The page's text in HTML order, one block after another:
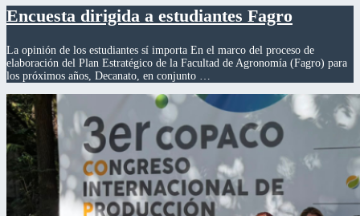
Encuesta dirigida a estudiantes Fagro
La opinión de los estudiantes sí importa En el marco del proceso de
elaboración del Plan Estratégico de la Facultad de Agronomía (Fagro) para
los próximos años, Decanato, en conjunto …